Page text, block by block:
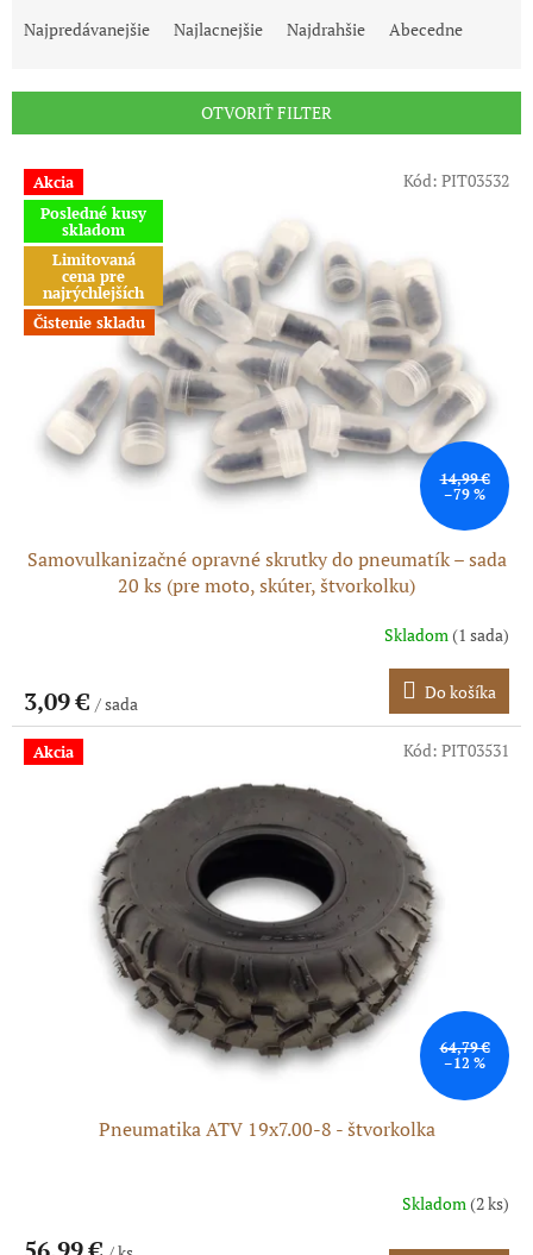
i
Najpredávanejšie Najlacnejšie Najdrahšie Abecedne
OTVORIŤ FILTER
V Akcia
Posledné kusy
skladom
Limitovaná
cena pre
najrýchlejších
Čistenie skladu
14,99 €
–79 %
Samovulkanizačné opravné skrutky do pneumatík – sada
20 ks (pre moto, skúter, štvorkolku)
Skladom (1 sada)
3,09 € / sada
Do košíka
Kód: PIT03532
Akcia
64,79 €
–12 %
Pneumatika ATV 19x7.00-8 - štvorkolka
Skladom(2 ks)
Kód: PIT03531